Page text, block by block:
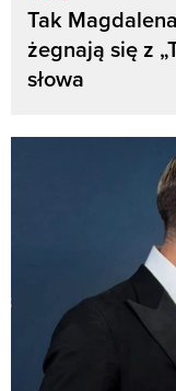
Tak
żegnają się z
słowa